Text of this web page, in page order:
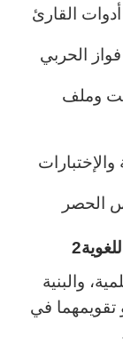
القارئ
الحربي
وملف
الحصر
والبنية
تقويمهما في